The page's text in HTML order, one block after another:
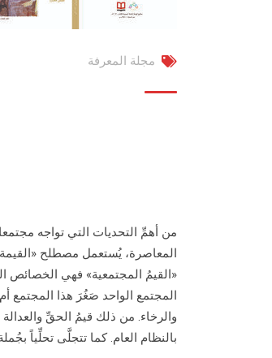
مجلة المعرفة
من أهمِّ التحديات التي تواجه
المعاصرة، يُستعمل مصطلح «القيمة»
«القيمُ المجتمعية» فهي الخصائص
المجتمع الواحد صَغُرَ هذا المجتمع
والرخاء. من ذلك قيمُ الحقِّ والعدالة
بالنظام العام. كما تتجلَّى تحلِّياً